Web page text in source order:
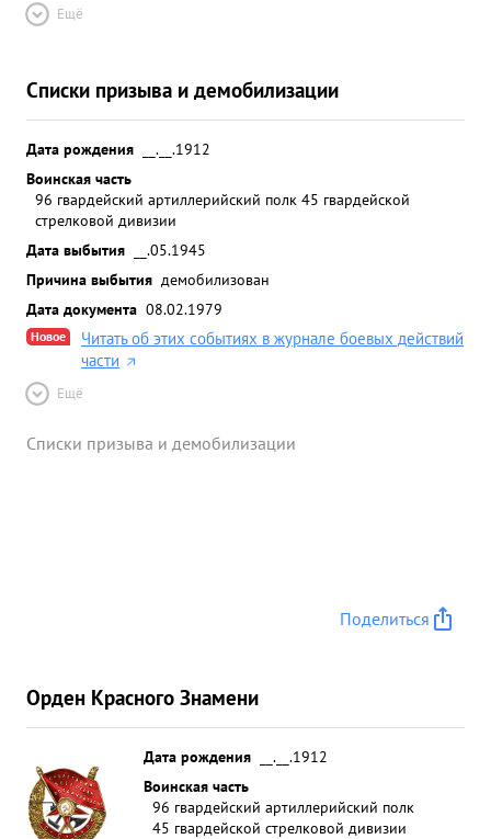
Ещё
Списки призыва и демобилизации
Дата рождения
__.__.1912
Воинская часть
96 гвардейский артиллерийский полк 45 гвардейской
стрелковой дивизии
Дата выбытия
__.05.1945
Причина выбытия демобилизован
Дата документа 08.02.1979
Новое
Читать об этих событиях в журнале боевых действий
части
Ещё
Списки призыва и демобилизации
Поделиться
Орден Красного Знамени
Дата рождения
__.__.1912
Воинская часть
96 гвардейский артиллерийский полк
45 гвардейской стрелковой дивизии